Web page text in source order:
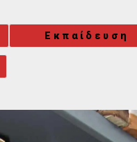
Εκπαίδευση